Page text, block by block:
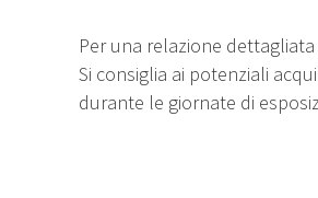
Per una relazione
Si consiglia ai potenziali
durante le giornate di